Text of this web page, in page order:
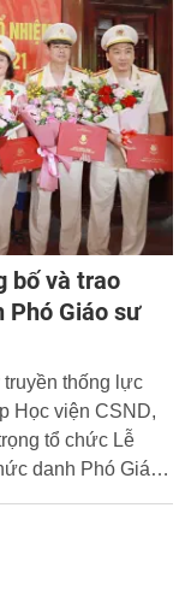
bố và trao
Phó Giáo sư
thống lực
Học viện CSND,
tổ chức Lễ
danh Phó Giáo